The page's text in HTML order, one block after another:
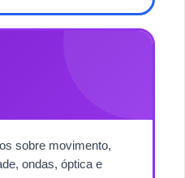
sobre movimento,
ondas, óptica e